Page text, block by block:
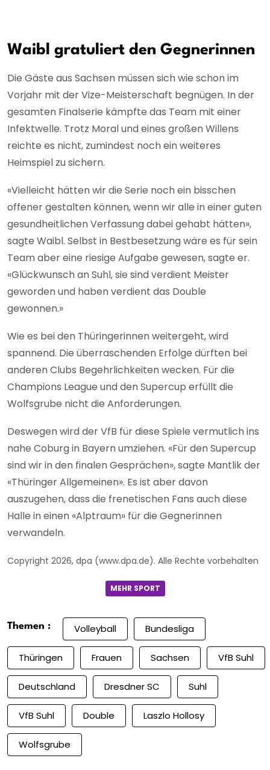
Waibl gratuliert den Gegnerinnen
Die Gäste aus Sachsen müssen sich wie schon im
Vorjahr mit der Vize-Meisterschaft begnügen. In der
gesamten Finalserie kämpfte das Team mit einer
Infektwelle. Trotz Moral und eines großen Willens
reichte es nicht, zumindest noch ein weiteres
Heimspiel zu sichern.
«Vielleicht hätten wir die Serie noch ein bisschen
offener gestalten können, wenn wir alle in einer guten
gesundheitlichen Verfassung dabei gehabt hätten»,
sagte Waibl. Selbst in Bestbesetzung wäre es für sein
Team aber eine riesige Aufgabe gewesen, sagte er.
«Glückwunsch an Suhl, sie sind verdient Meister
geworden und haben verdient das Double
gewonnen.»
Wie es bei den Thüringerinnen weitergeht, wird
spannend. Die überraschenden Erfolge dürften bei
anderen Clubs Begehrlichkeiten wecken. Für die
Champions League und den Supercup erfüllt die
Wolfsgrube nicht die Anforderungen.
Deswegen wird der VfB für diese Spiele vermutlich ins
nahe Coburg in Bayern umziehen. «Für den Supercup
sind wir in den finalen Gesprächen», sagte Mantlik der
«Thüringer Allgemeinen». Es ist aber davon
auszugehen, dass die frenetischen Fans auch diese
Halle in einen «Alptraum» für die Gegnerinnen
verwandeln.
Copyright 2026, dpa (www.dpa.de). Alle Rechte vorbehalten
MEHR SPORT
Themen : Volleyball Bundesliga
Thüringen Frauen Sachsen VfB Suhl
Deutschland Dresdner SC Suhl
VfB Suhl Double Laszlo Hollosy
Wolfsgrube